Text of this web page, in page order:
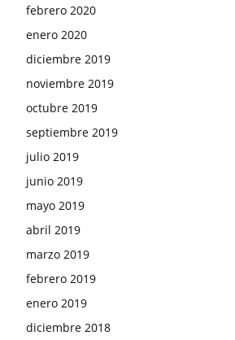
febrero 2020
enero 2020
diciembre 2019
noviembre 2019
octubre 2019
septiembre 2019
julio 2019
junio 2019
mayo 2019
abril 2019
marzo 2019
febrero 2019
enero 2019
diciembre 2018